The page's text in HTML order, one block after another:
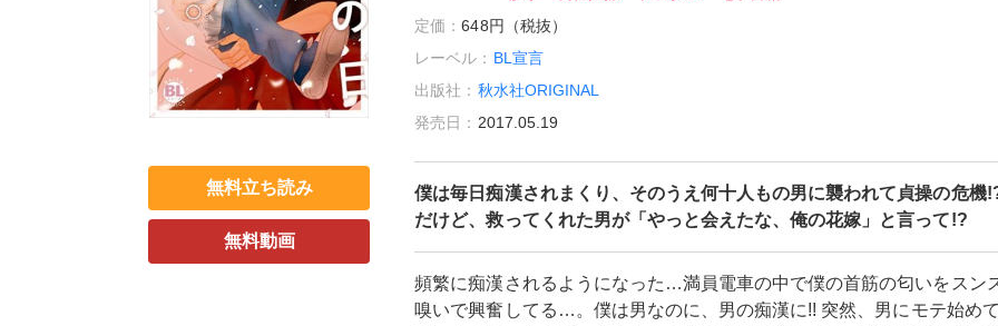
無料立ち読み
無料動画
定価：648円（税抜）
レーベル： BL宣言
出版社： 秋水社ORIGINAL
発売日： 2017.05.19
僕は毎日痴漢されまくり、そのうえ何十人もの男に襲われて貞操の危
だけど、救ってくれた男が「やっと会えたな、俺の花嫁」と言って!?
頻繁に痴漢されるようになった…満員電車の中で僕の首筋の匂いをスン
嗅いで興奮してる…。僕は男なのに、男の痴漢に!! 突然、男にモテ始め